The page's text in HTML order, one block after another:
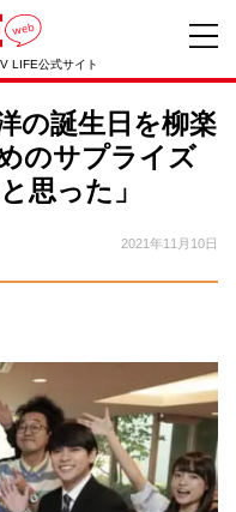
LIFE公式サイト
の誕生日を柳楽
のサプライズ
思った」
2021年11月10日